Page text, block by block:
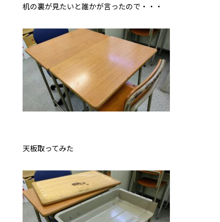
机の裏が見たいと誰かが言ったので・・・
天板取ってみた